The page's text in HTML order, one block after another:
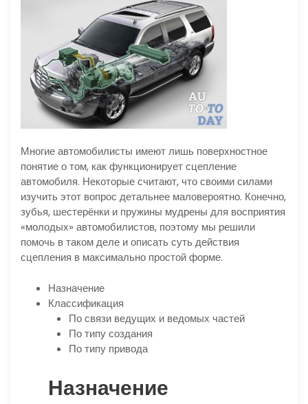
Многие автомобилисты имеют лишь поверхностное
понятие о том, как функционирует сцепление
автомобиля. Некоторые считают, что своими силами
изучить этот вопрос детальнее маловероятно. Конечно,
зубья, шестерёнки и пружины мудрены для восприятия
«молодых» автомобилистов, поэтому мы решили
помочь в таком деле и описать суть действия
сцепления в максимально простой форме.
Назначение
Классификация
По связи ведущих и ведомых частей
По типу создания
По типу привода
Назначение